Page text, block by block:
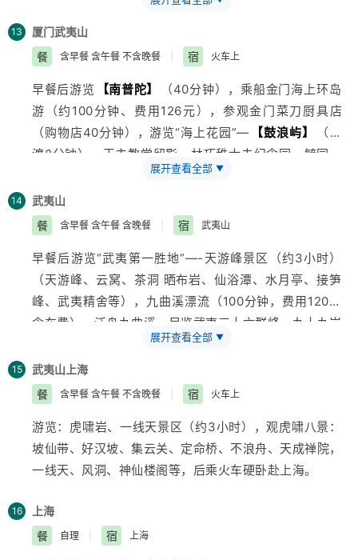
13 厦门武夷山
餐
含早餐 含午餐 不含晚餐 宿 火车上
早餐后游览 【南普陀】
（40分钟），乘船金门海上环岛
游（约100分钟、费用126元），参观金门菜刀厨具店
（购物店40分钟），游览“海上花园”—
【鼓浪屿】
（过
渡8分钟）、天主教堂留影，林巧稚大夫纪念园—毓园，
参观闽南风格别墅，【菽庄花园】
（约40分钟），港仔后沙滩戏水，中山路自由活动，晚
乘火车硬卧赴武夷山
展开查看全部 ▼
14
武夷山
餐
含早餐 含午餐 含晚餐 宿 武夷山
早餐后游览“武夷第一胜地”—-天游峰景区（约3小时）
（天游峰、云窝、茶洞 晒布岩、仙浴潭、水月亭、接笋
峰、武夷精舍等），九曲溪漂流（100分钟，费用120元
含车费）、泛舟九曲溪，尽览武夷三十六群峰、九十九岩
（天游峰、玉女峰、大王峰，隐屏峰、晒布岩等）及悬崖
绝壁上古越人留下的千年“架壑船”与“虹桥板”，游览：武
夷宫、仿宋古街，品武夷正岩茶，观武夷茶艺表演
展开查看全部 ▼
15 武夷山 上海
餐
含早餐 含午餐 不含晚餐 宿 火车上
游览：虎啸岩、一线天景区（约3小时），观虎啸八景：
坡仙带、好汉坡、集云关、定命桥、不浪舟、天成禅院，
一线天、风洞、神仙楼阁等，后乘火车硬卧赴 上海。
16
上海
餐
自理 宿 上海